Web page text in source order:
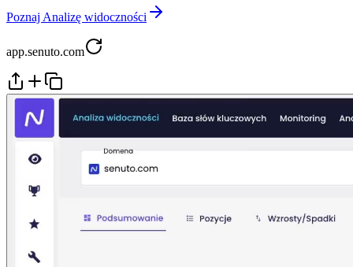
Poznaj Analizę widoczności
app.senuto.com